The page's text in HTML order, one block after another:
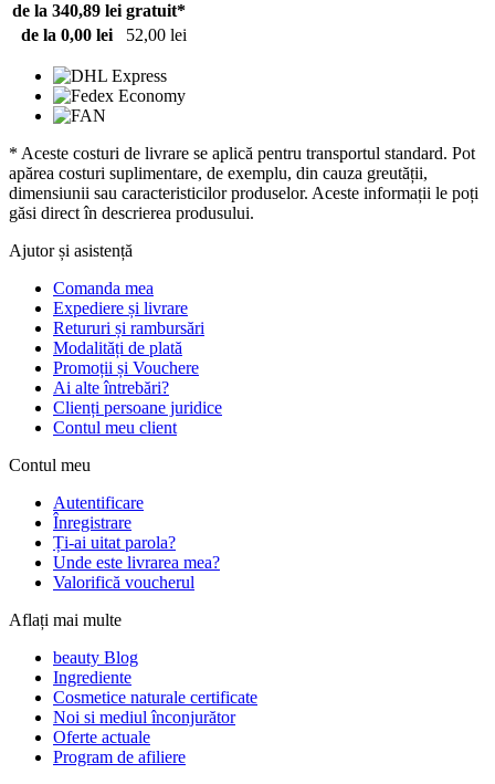
de la 340,89 lei gratuit*
de la 0,00 lei
52,00 lei
* Aceste costuri de livrare se aplică pentru transportul standard. Pot
apărea costuri suplimentare, de exemplu, din cauza greutății,
dimensiunii sau caracteristicilor produselor. Aceste informații le poți
găsi direct în descrierea produsului.
Ajutor și asistență
Comanda mea
Expediere și livrare
Retururi și rambursări
Modalități de plată
Promoții și Vouchere
Ai alte întrebări?
Clienți persoane juridice
Contul meu client
Contul meu
Autentificare
Înregistrare
Ți-ai uitat parola?
Unde este livrarea mea?
Valorifică voucherul
Aflați mai multe
beauty Blog
Ingrediente
Cosmetice naturale certificate
Noi si mediul înconjurător
Oferte actuale
Program de afiliere